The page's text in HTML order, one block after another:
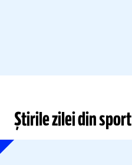
Știrile zilei din sport